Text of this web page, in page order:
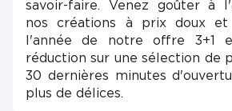
savoir-faire. Venez goûter à
nos créations à prix doux
l'année de notre offre 3+1
réduction sur une sélection de
30 dernières minutes
plus de délices.